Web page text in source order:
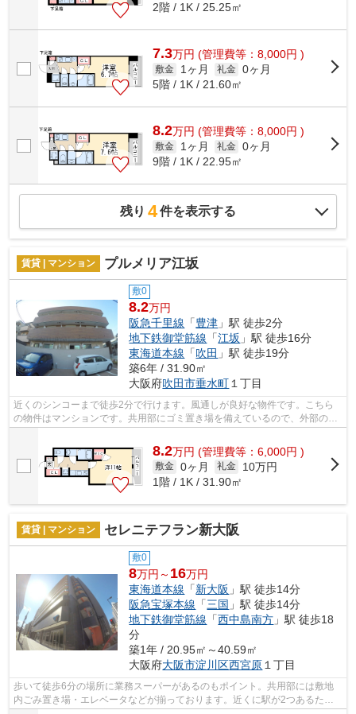
2階 / 1K / 25.25㎡
7.3万円 (管理費等：8,000円 )
敷金 1ヶ月 礼金 0ヶ月
5階 / 1K / 21.60㎡
8.2万円 (管理費等：8,000円 )
敷金 1ヶ月 礼金 0ヶ月
9階 / 1K / 22.95㎡
残り 4件を表示する
賃貸 | マンション プルメリア江坂
敷0
8.2万円
阪急千里線 「豊津 」駅 徒歩2分
地下鉄御堂筋線 「江坂 」駅 徒歩16分
東海道本線 「吹田 」駅 徒歩19分
築6年 / 31.90㎡
大阪府吹田市垂水町１丁目
近くのシンコーまで徒歩2分で行けます。風通しが良好な物件です。こちら
の物件はマンションです。共用部にゴミ置き場を備えているので、外部の人
8.2万円 (管理費等：6,000円 )
敷金 0ヶ月 礼金
10万円
1階 / 1K / 31.90㎡
賃貸 | マンション セレニテフラン新大阪
敷0
8万円～ 16万円
東海道本線 「新大阪 」駅 徒歩14分
阪急宝塚本線 「三国 」駅 徒歩14分
地下鉄御堂筋線 「西中島南方 」駅 徒歩18
分
築1年 / 20.95㎡～40.59㎡
大阪府大阪市淀川区西宮原 １丁目
歩いて徒歩6分の場所に業務スーパーがあるのもポイント。共用部には敷地
内ごみ置き場・エレベータなどが揃っております。近くに駅が2つあるた